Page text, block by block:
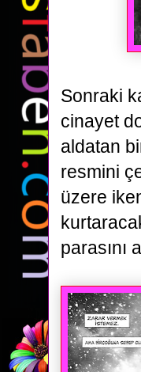
Sonraki
cinayet
aldatan
resmini
üzere
parasını